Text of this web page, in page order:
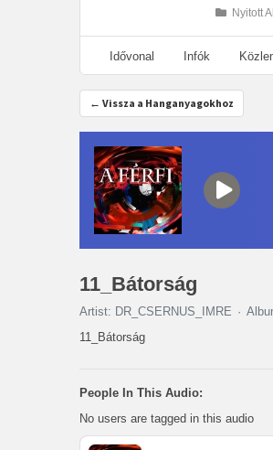
Nyitott
Idővonal Infók
← Vissza a Hanganyagokhoz
11_Bátorság
Artist: DR_CSERNUS_IMRE
11_Bátorság
People In This Audio:
No users are tagged in this audio